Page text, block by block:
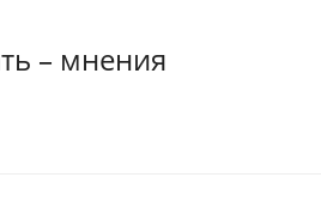
– мнения